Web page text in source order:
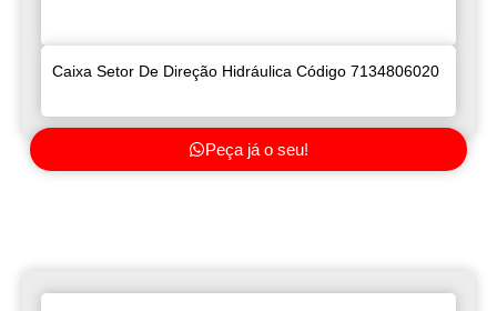
Caixa Setor De Direção Hidráulica Código 7134806020
Peça já o seu!